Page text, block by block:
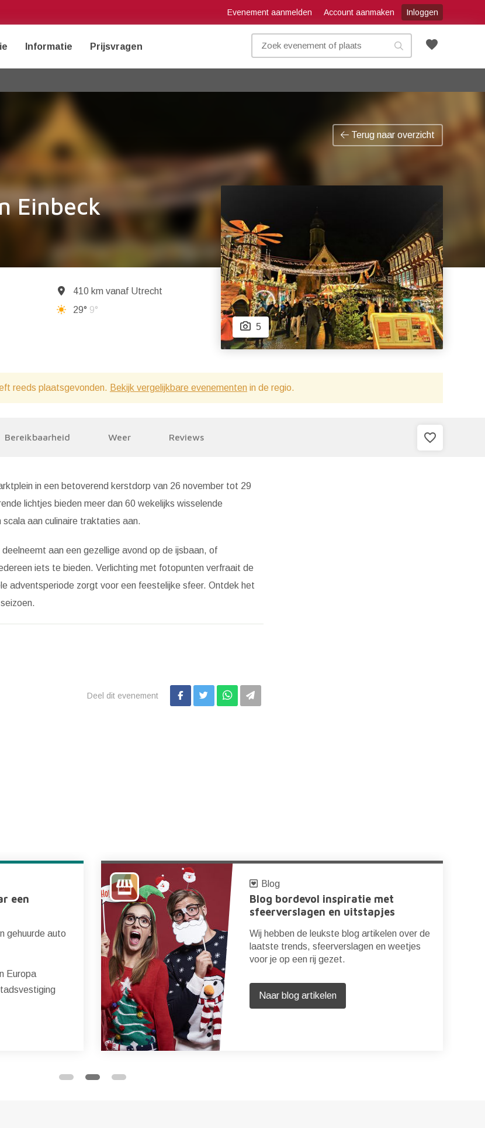
Evenement aanmelden Account aanmaken Inloggen
favorite
Informatie Prijsvragen
Terug naar overzicht
Einbeck
410 km vanaf Utrecht
29° 9°
5
reeds plaatsgevonden. Bekijk vergelijkbare evenementen in de regio.
Bereikbaarheid Weer Reviews favorite_border
in een betoverend kerstdorp van 26 november tot 29
lichtjes bieden meer dan 60 wekelijks wisselende
aan culinaire traktaties aan.
aan een gezellige avond op de ijsbaan, of
iets te bieden. Verlichting met fotopunten verfraait de
adventsperiode zorgt voor een feestelijke sfeer. Ontdek het
Deel dit evenement
een
gehuurde auto
Europa
Blog
Blog bordevol inspiratie met
sfeerverslagen en uitstapjes
Wij hebben de leukste blog artikelen over de
laatste trends, sfeerverslagen en weetjes
voor je op een rij gezet.
Naar blog artikelen